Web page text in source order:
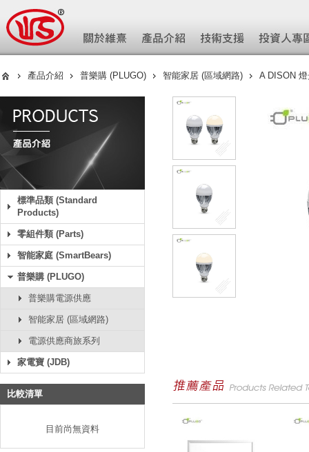
產品介紹 普樂購 (PLUGO) 智能家居 (區域網路) A DISON
標準品類 (Standard
Products)
零組件類 (Parts)
智能家庭 (SmartBears)
普樂購 (PLUGO)
普樂購電源供應
智能家居 (區域網路)
電源供應商旅系列
家電寶 (JDB)
比較清單
目前尚無資料